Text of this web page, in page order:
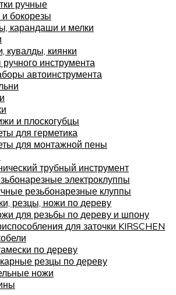
ручные
и бокорезы
карандаши и мелки
кувалды, киянки
инструмента
автоинструмента
и плоскогубцы
для герметика
для монтажной пены
трубный инструмент
электроклуппы
резьбонарезные клуппы
резцы, ножи по дереву
для резьбы по дереву и шпону
для заточки KIRSCHEN
по дереву
резцы по дереву
ножи